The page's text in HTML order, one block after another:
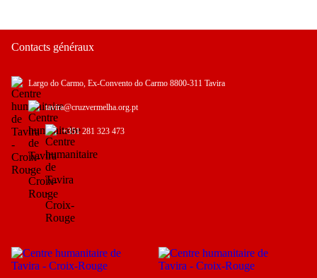
Contacts généraux
Largo do Carmo, Ex-Convento do Carmo 8800-311 Tavira
tavira@cruzvermelha.org.pt
+351 281 323 473